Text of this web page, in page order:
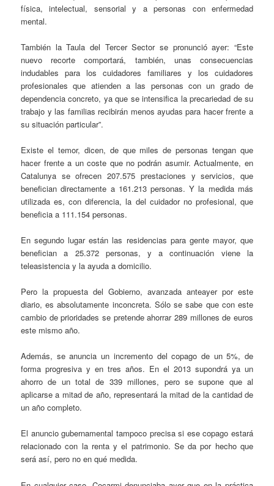
física, intelectual, sensorial y a personas con enfermedad
mental.
También la Taula del Tercer Sector se pronunció ayer: “Este
nuevo recorte comportará, también, unas consecuencias
indudables para los cuidadores familiares y los cuidadores
profesionales que atienden a las personas con un grado de
dependencia concreto, ya que se intensifica la precariedad de su
trabajo y las familias recibirán menos ayudas para hacer frente a
su situación particular”.
Existe el temor, dicen, de que miles de personas tengan que
hacer frente a un coste que no podrán asumir. Actualmente, en
Catalunya se ofrecen 207.575 prestaciones y servicios, que
benefician directamente a 161.213 personas. Y la medida más
utilizada es, con diferencia, la del cuidador no profesional, que
beneficia a 111.154 personas.
En segundo lugar están las residencias para gente mayor, que
benefician a 25.372 personas, y a continuación viene la
teleasistencia y la ayuda a domicilio.
Pero la propuesta del Gobierno, avanzada anteayer por este
diario, es absolutamente inconcreta. Sólo se sabe que con este
cambio de prioridades se pretende ahorrar 289 millones de euros
este mismo año.
Además, se anuncia un incremento del copago de un 5%, de
forma progresiva y en tres años. En el 2013 supondrá ya un
ahorro de un total de 339 millones, pero se supone que al
aplicarse a mitad de año, representará la mitad de la cantidad de
un año completo.
El anuncio gubernamental tampoco precisa si ese copago estará
relacionado con la renta y el patrimonio. Se da por hecho que
será así, pero no en qué medida.